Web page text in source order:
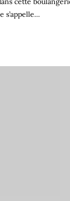
s’appelle…